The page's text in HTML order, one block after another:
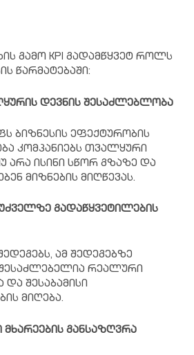
გამო KPI გადამწყვეტ როლს
წარმატებაში:
დევნის შესაძლებლობა
ბიზნესის ეფექტურობის
კომპანიებს თვალყური
არა ისინი სწორ გზაზე და
მიზნების მიღწევას.
გადაწყვეტილების
ამ შედეგებზე
რეალური
და შესაბამისი
მიღება.
მხარეების განსაზღვრა